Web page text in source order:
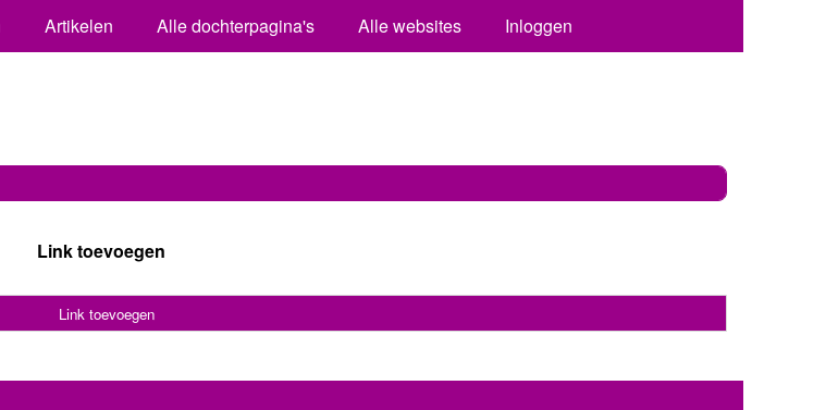
Artikelen Alle dochterpagina's Alle websites Inloggen
Link toevoegen
Link toevoegen